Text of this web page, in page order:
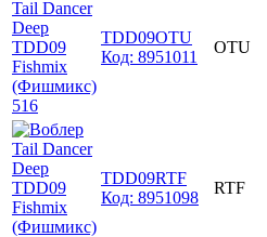
TDD09OTU
Код: 8951011
OTU
TDD09RTF
Код: 8951098
RTF